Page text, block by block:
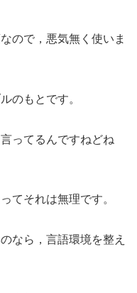
ので，悪気無く使いま
のもとです。
ってるんですねどね
てそれは無理です。
なら，言語環境を整え